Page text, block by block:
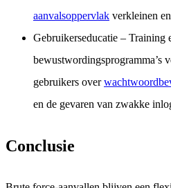
aanvalsoppervlak verkleinen
Gebruikerseducatie – Training
bewustwordingsprogramma’s
gebruikers over
en de gevaren van zwakke
Conclusie